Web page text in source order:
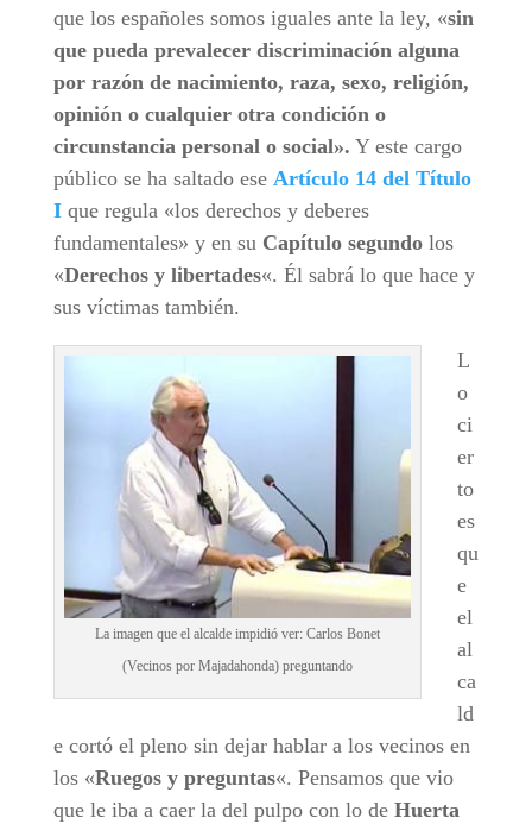
que los españoles somos iguales ante la ley, «sin
que pueda prevalecer discriminación alguna
por razón de nacimiento, raza, sexo, religión,
opinión o cualquier otra condición o
circunstancia personal o social». Y este cargo
público se ha saltado ese Artículo 14 del Título
I que regula «los derechos y deberes
fundamentales» y en su Capítulo segundolos
«Derechos y libertades«. Él sabrá lo que hace y
sus víctimas también.
La imagen que el alcalde impidió ver: Carlos Bonet
(Vecinos por Majadahonda) preguntando
L
o
ci
er
to
es
qu
e
el
al
ca
ld
e cortó el pleno sin dejar hablar a los vecinos en
los «Ruegos y preguntas«. Pensamos que vio
que le iba a caer la del pulpo con lo de Huerta